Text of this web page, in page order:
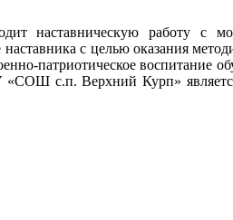
наставническую работу с
с целью оказания
патриотическое воспитание
с.п. Верхний Курп» является